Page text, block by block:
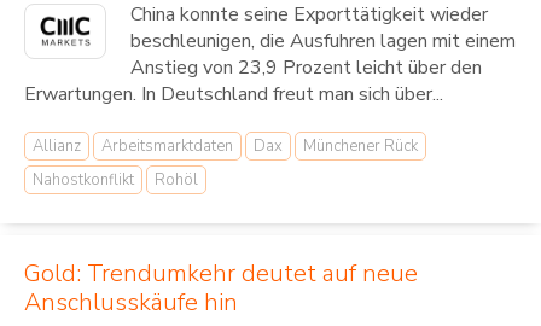
China konnte seine Exporttätigkeit wieder
beschleunigen, die Ausfuhren lagen mit einem
Anstieg von 23,9 Prozent leicht über den
Erwartungen. In Deutschland freut man sich über...
Allianz Arbeitsmarktdaten Dax
Münchener Rück
Nahostkonflikt
Rohöl
Gold: Trendumkehr deutet auf neue
Anschlusskäufe hin